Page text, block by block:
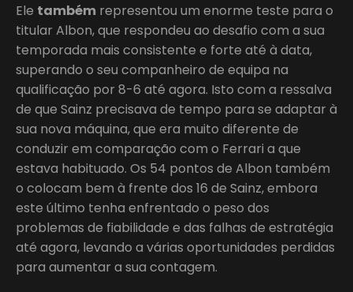
Ele também representou um enorme teste para o
titular Albon, que respondeu ao desafio com a sua
temporada mais consistente e forte até à data,
superando o seu companheiro de equipa na
qualificação por 8-6 até agora. Isto com a ressalva
de que Sainz precisava de tempo para se adaptar à
sua nova máquina, que era muito diferente de
conduzir em comparação com o Ferrari a que
estava habituado. Os 54 pontos de Albon também
o colocam bem à frente dos 16 de Sainz, embora
este último tenha enfrentado o peso dos
problemas de fiabilidade e das falhas de estratégia
até agora, levando a várias oportunidades perdidas
para aumentar a sua contagem.